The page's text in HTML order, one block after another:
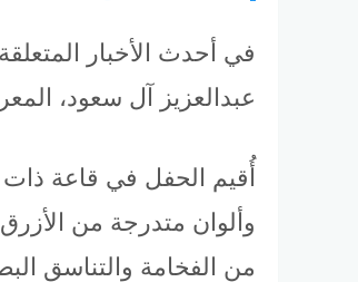
في أحدث الأخبار
عبدالعزيز آل سعود،
أُقيم الحفل في قاعة
وألوان متدرجة من
من الفخامة والتناسق